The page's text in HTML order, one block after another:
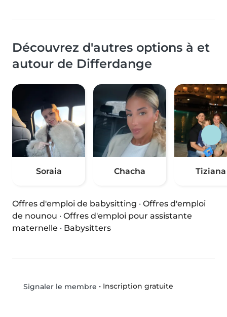
Découvrez d'autres options à et
autour de Differdange
Soraia Chacha Tiziana
Offres d'emploi de babysitting · Offres d'emploi
de nounou · Offres d'emploi pour assistante
maternelle · Babysitters
Signaler le membre • Inscription gratuite